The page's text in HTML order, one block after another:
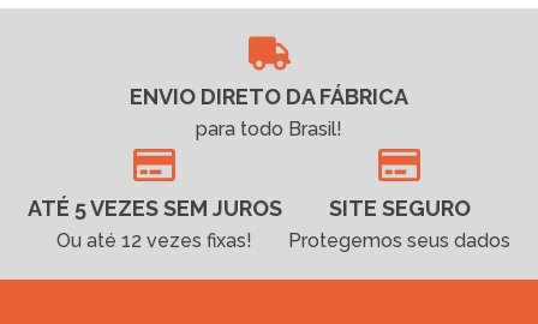
ENVIO DIRETO DA FÁBRICA
para todo Brasil!
ATÉ 5 VEZES SEM JUROS
Ou até 12 vezes fixas!
SITE SEGURO
Protegemos seus dados